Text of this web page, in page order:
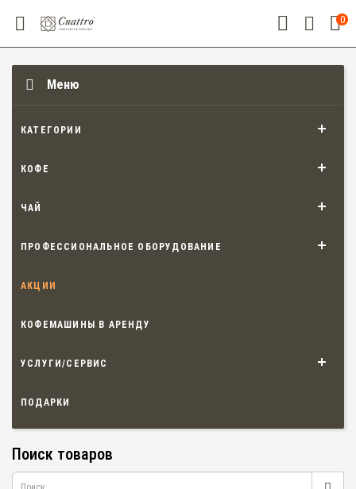
0
Меню
КАТЕГОРИИ
КОФЕ
ЧАЙ
ПРОФЕССИОНАЛЬНОЕ ОБОРУДОВАНИЕ
АКЦИИ
КОФЕМАШИНЫ В АРЕНДУ
УСЛУГИ/СЕРВИС
ПОДАРКИ
Поиск товаров